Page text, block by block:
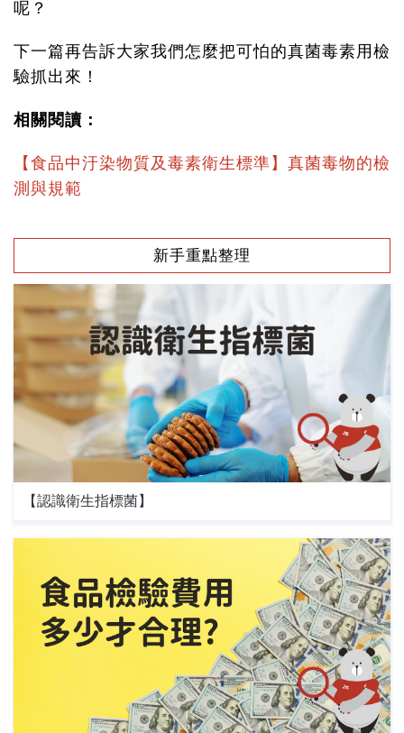
呢？
下一篇再告訴大家我們怎麼把可怕的真菌毒素用檢
驗抓出來！
相關閱讀：
【食品中汙染物質及毒素衛生標準】真菌毒物的檢
測與規範
新手重點整理
【認識衛生指標菌】